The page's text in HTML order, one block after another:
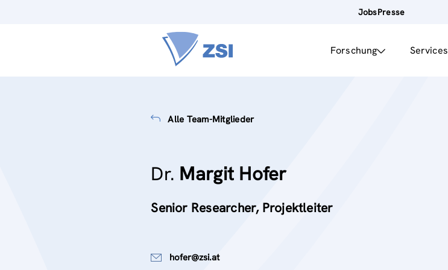
JobsPresse
Forschung Services
Alle Team-Mitglieder
Dr. Margit Hofer
Senior Researcher, Projektleiter
hofer@zsi.at